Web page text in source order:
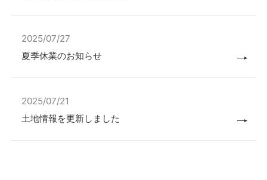
2025/07/27
夏季休業のお知らせ
2025/07/21
土地情報を更新しました